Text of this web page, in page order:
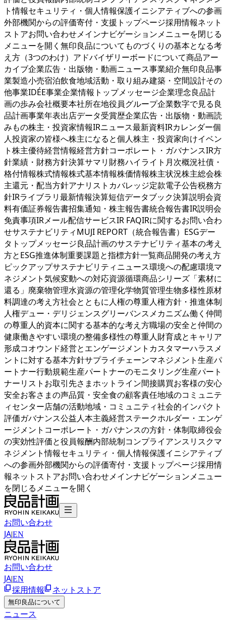
ト情報セキュリティ・個人情報保護イニシアティブへの参画
外部機関からの評価寄付・支援トップページ採用情報ネット
ストアお問い合わせメインナビゲーションメニューを閉じる
メニューを開く 無印良品についてものづくりの基本となる考
え方（3つのわけ）アドバイザリーボードについて商品アー
カイブ企業広告・出版物・動画ニュース事業紹介無印良品事
業製造小売宿泊飲食地域活動・取り組み建築・空間設計その
他事業IDÉE事業企業情報トップメッセージ企業理念良品計
画の歩み会社概要本社所在地役員グループ企業数字で見る良
品計画事業年表出店データ受賞歴企業広告・出版物・動画読
みもの株主・投資家情報IRニュース最新資料IRカレンダー個
人投資家の皆様へ株主になると個人株主・投資家向けイベン
ト株主優待経営情報経営方針コーポレート・ガバナンスIR方
針業績・財務方針決算サマリ財務ハイライト月次概況社債・
格付情報株式情報株式基本情報株価情報株主状況株主総会株
主還元・配当方針アナリストカバレッジ定款電子公告税務方
針IRライブラリ最新情報決算短信データブック決算説明会資
料有価証券報告書招集通知・株主報告書統合報告書IR説明会
免責事項IRメール配信サービスIR FAQIRに関するお問い合わ
せサステナビリティMUJI REPORT（統合報告書）ESGデー
タトップメッセージ良品計画のサステナビリティ基本の考え
方とESG推進体制重要課題と指標方針一覧商品開発の考え方
ピックアップサステナビリティニュース環境への配慮環境マ
ネジメント気候変動への対応資源循環商品シリーズ「素材に
還る」廃棄物管理水資源の管理化学物質管理生物多様性原材
料調達の考え方社会とともに人権の尊重人権方針・推進体制
人権デュー・デリジェンスグリーバンスメカニズム働く仲間
の尊重人的資本に関する基本的な考え方職場の安全と仲間の
健康働きやすい環境の整備多様性の尊重人財育成とキャリア
形成コオウンド経営とエンゲージメントカスタマーハラスメ
ントに対する基本方針サプライチェーンマネジメント生産パ
ートナー行動規範生産パートナーのモニタリング生産パート
ナーリストお取引先さまホットライン間接購買お客様の安心
安全お客さまの声品質・安全食の顧客責任地域のコミュニテ
ィセンター店舗の活動地域・コミュニティ社会的インパクト
評価ガバナンス公益人本主義経営ステークホルダー・エンゲ
ージメントコーポレート・ガバナンスの方針・体制取締役会
の実効性評価と役員報酬内部統制コンプライアンスリスクマ
ネジメント情報セキュリティ・個人情報保護イニシアティブ
への参画外部機関からの評価寄付・支援トップページ採用情
報ネットストアお問い合わせメインナビゲーションメニュー
を閉じるメニューを開く
お問い合わせ
JA|EN
お問い合わせ
JA|EN
採用情報 ネットストア
無印良品について
ニュース